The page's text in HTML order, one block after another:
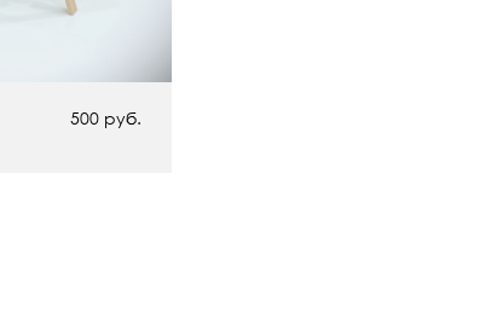
500 руб.